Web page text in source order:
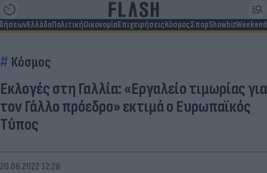
ΕλλάδαΠολιτικήΟικονομίαΕπιχειρήσειςΚόσμοςΣπορShowbizWeekend
Κόσμος
Εκλογές στη Γαλλία: «Εργαλείο τιμωρίας για
τον Γάλλο πρόεδρο» εκτιμά ο Ευρωπαϊκός
Τύπος
20.06.2022 12:28